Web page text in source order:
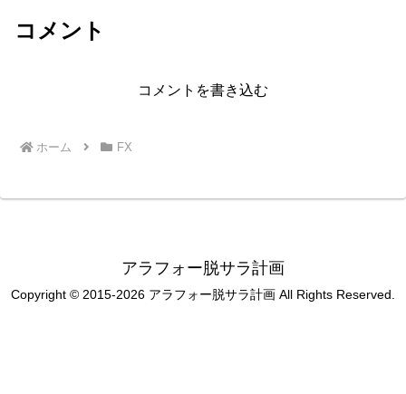
コメント
コメントを書き込む
ホーム FX
アラフォー脱サラ計画
Copyright © 2015-2026 アラフォー脱サラ計画 All Rights Reserved.